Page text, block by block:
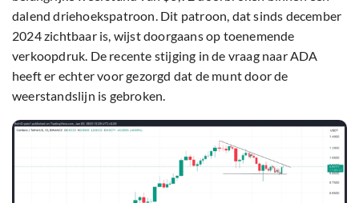
dalend driehoekspatroon. Dit patroon, dat sinds december
2024 zichtbaar is, wijst doorgaans op toenemende
verkoopdruk. De recente stijging in de vraag naar ADA
heeft er echter voor gezorgd dat de munt door de
weerstandslijn is gebroken.